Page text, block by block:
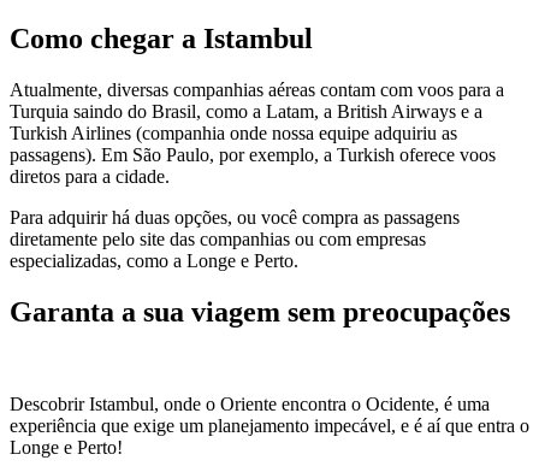
Como chegar a Istambul
Atualmente, diversas companhias aéreas contam com voos para a
Turquia saindo do Brasil, como a Latam, a British Airways e a
Turkish Airlines (companhia onde nossa equipe adquiriu as
passagens). Em São Paulo, por exemplo, a Turkish oferece voos
diretos para a cidade.
Para adquirir há duas opções, ou você compra as passagens
diretamente pelo site das companhias ou com empresas
especializadas, como a Longe e Perto.
Garanta a sua viagem sem preocupações
Descobrir Istambul, onde o Oriente encontra o Ocidente, é uma
experiência que exige um planejamento impecável, e é aí que entra o
Longe e Perto!